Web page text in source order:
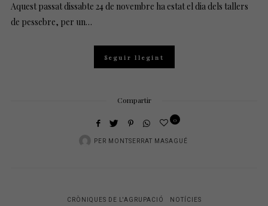
Aquest passat dissabte 24 de novembre ha estat el dia dels tallers
de pessebre, per un…
Seguir llegint
Compartir
PER MONTSERRAT MASAGUÉ
0
CRÒNIQUES DE L'AGRUPACIÓ NOTÍCIES